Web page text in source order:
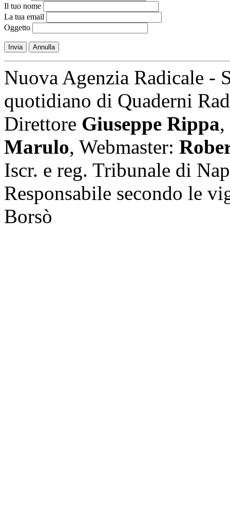
Il tuo nome
La tua email
Oggetto
Invia Annulla
Nuova Agenzia Radicale -
quotidiano di Quaderni
Direttore Giuseppe Rippa,
Marulo, Webmaster:
Iscr. e reg. Tribunale di
Responsabile secondo le
Borsò